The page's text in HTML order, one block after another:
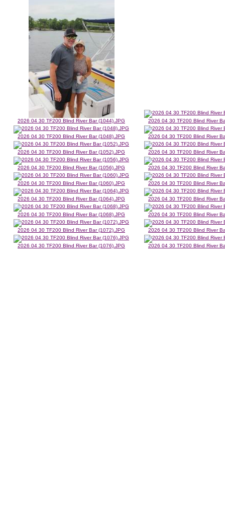
2026 04 30 TF200 Blind River Bar (1044).JPG 2026 04 30 TF200 Blind River
2026 04 30 TF200 Blind River Bar (1048).JPG 2026 04 30 TF200 Blind River
2026 04 30 TF200 Blind River Bar (1052).JPG 2026 04 30 TF200 Blind River
2026 04 30 TF200 Blind River Bar (1056).JPG 2026 04 30 TF200 Blind River
2026 04 30 TF200 Blind River Bar (1060).JPG 2026 04 30 TF200 Blind River
2026 04 30 TF200 Blind River Bar (1064).JPG 2026 04 30 TF200 Blind River
2026 04 30 TF200 Blind River Bar (1068).JPG 2026 04 30 TF200 Blind River
2026 04 30 TF200 Blind River Bar (1072).JPG 2026 04 30 TF200 Blind River
2026 04 30 TF200 Blind River Bar (1076).JPG 2026 04 30 TF200 Blind River